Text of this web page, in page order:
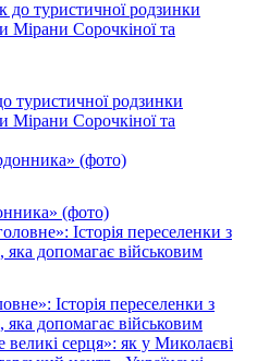
туристичної родзинки
Мірани Сорочкіної та
(фото)
Історія переселенки з
допомагає військовим